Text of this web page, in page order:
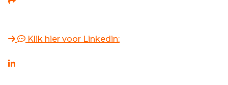
Klik hier voor Linkedin: